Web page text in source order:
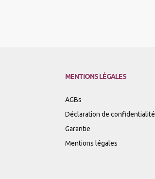
MENTIONS LÉGALES
AGBs
Déclaration de confidentialité
Garantie
Mentions légales